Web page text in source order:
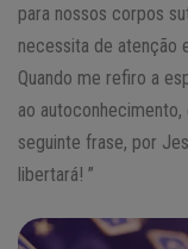
para nossos corpos
necessita de atenção
Quando me refiro a
ao
seguinte frase, por
libertará! ”